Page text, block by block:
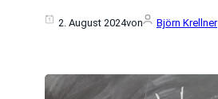
2. August 2024von Björn Krellner